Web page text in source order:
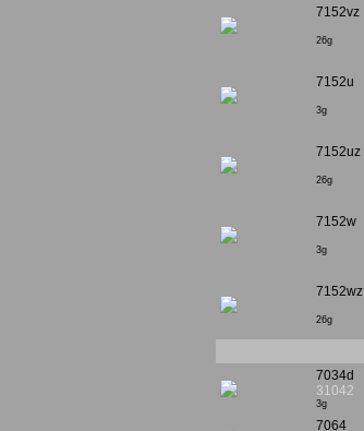
7152vz
26g
7152u
3g
7152uz
26g
7152w
3g
7152wz
26g
7034d
31042
3g
7064